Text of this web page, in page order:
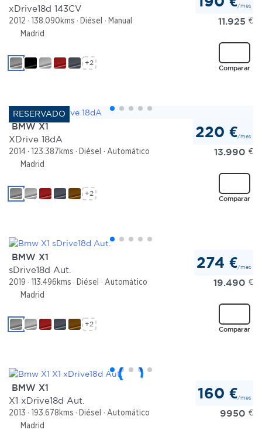
xDrive18d 143CV
2012 138.090kms Diésel
Manual
Madrid
/mes
11.925 €
Comparar
+2
BMW X1
XDrive 18dA
2014 123.387kms Diésel
Automático
Madrid
220 €/mes
13.990 €
Comparar
+2
BMW X1
sDrive18d Aut.
2019 113.496kms Diésel
Automático
Madrid
274 €/mes
19.490 €
Comparar
+2
BMW X1
X1 xDrive18d Aut.
2013 193.678kms Diésel
Automático
Madrid
160 €/mes
9950 €